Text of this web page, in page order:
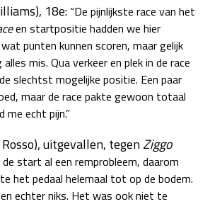
18e: “De pijnlijkste race van het
en startpositie hadden we hier
punten kunnen scoren, maar gelijk
mis. Qua verkeer en plek in de race
slechtst mogelijke positie. Een paar
maar de race pakte gewoon totaal
me echt pijn.”
uitgevallen, tegenZiggo
de start al een remprobleem, daarom
het pedaal helemaal tot op de bodem.
echter niks. Het was ook niet te